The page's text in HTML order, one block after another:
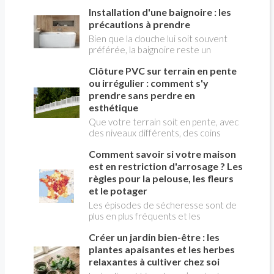
capable de supporter la nouvelle
isolation? Régis
conserve sa rigidité plus longtemps et,
quand il est attaqué par le feu, crée
une croûte rigide qui protège la
structure de la déformation et
retarde les effets de l'incendie sur le
de précautions sont à prendre pour
renforcer cette résistance.
qu'elle est hors service. Certaines
pannes proviennent d'un simple
manque d'entretien ou d'un réglage
inadapté, tandis que d'autres
nécessitent l'intervention d'un
spécialiste. Avant de contacter un
dépanneur, quelques vérifications
peuvent vous faire gagner du temps…
et parfois éviter une facture
importante.
Installation d'une baignoire : les
précautions à prendre
Bien que la douche lui soit souvent
préférée, la baignoire reste un
irremplaçable pour une salle de bain
de qualité. Son installation n'est pas
très compliquée.
Clôture PVC sur terrain en pente
ou irrégulier : comment s'y
prendre sans perdre en
esthétique
Que votre terrain soit en pente, avec
des niveaux différents, des coins
commun : découvrez comment poser
une clôture en PVC qui s'ajuste
parfaitement à votre espace. Nos
astuces vous aideront à garder un
rendu uniforme, résistant et
esthétique, sans que cela n'affecte la
beauté de votre extérieur.
Comment savoir si votre maison
est en restriction d'arrosage ? Les
règles pour la pelouse, les fleurs
et le potager
Les épisodes de sécheresse sont de
plus en plus fréquents et les
désormais de nombreuses communes
françaises chaque été. Avant
d'arroser votre pelouse , vos massifs
de fleurs ou votre potager , il est
Créer un jardin bien-être : les
plantes apaisantes et les herbes
relaxantes à cultiver chez soi